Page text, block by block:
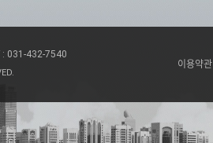
: 031-432-7540
이용약관